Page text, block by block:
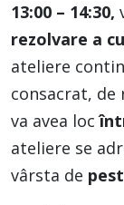
13:00 – 14:30,
rezolvare a
ateliere
consacrat, de
va avea loc
ateliere se
vârsta de